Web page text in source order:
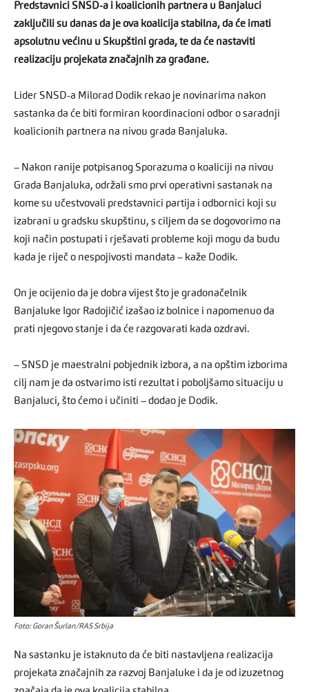
Predstavnici SNSD-a i koalicionih partnera u Banjaluci
zaključili su danas da je ova koalicija stabilna, da će imati
apsolutnu većinu u Skupštini grada, te da će nastaviti
realizaciju projekata značajnih za građane.
Lider SNSD-a Milorad Dodik rekao je novinarima nakon
sastanka da će biti formiran koordinacioni odbor o saradnji
koalicionih partnera na nivou grada Banjaluka.
– Nakon ranije potpisanog Sporazuma o koaliciji na nivou
Grada Banjaluka, održali smo prvi operativni sastanak na
kome su učestvovali predstavnici partija i odbornici koji su
izabrani u gradsku skupštinu, s ciljem da se dogovorimo na
koji način postupati i rješavati probleme koji mogu da budu
kada je riječ o nespojivosti mandata – kaže Dodik.
On je ocijenio da je dobra vijest što je gradonačelnik
Banjaluke Igor Radojičić izašao iz bolnice i napomenuo da
prati njegovo stanje i da će razgovarati kada ozdravi.
– SNSD je maestralni pobjednik izbora, a na opštim izborima
cilj nam je da ostvarimo isti rezultat i poboljšamo situaciju u
Banjaluci, što ćemo i učiniti – dodao je Dodik.
Foto: Goran Šurlan/RAS Srbija
Na sastanku je istaknuto da će biti nastavljena realizacija
projekata značajnih za razvoj Banjaluke i da je od izuzetnog